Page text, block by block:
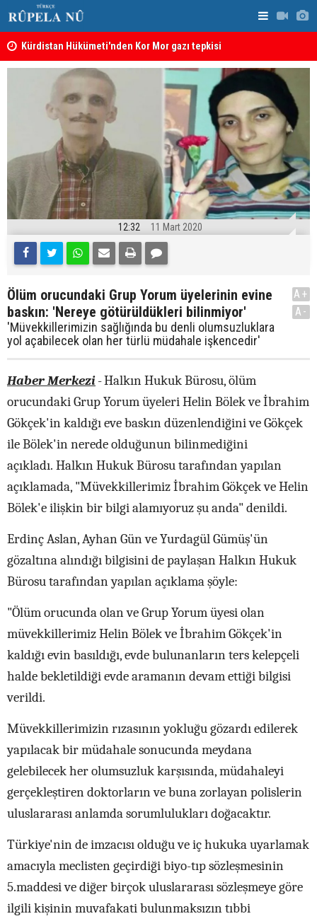
Kürdistan Hükümeti'nden Kor Mor gazı tepkisi
12:32 11 Mart 2020
Ölüm orucundaki Grup Yorum üyelerinin evine
baskın: 'Nereye götürüldükleri bilinmiyor'
'Müvekkillerimizin sağlığında bu denli olumsuzluklara
yol açabilecek olan her türlü müdahale işkencedir'
A+
A-
Haber Merkezi-Halkın Hukuk Bürosu, ölüm
orucundaki Grup Yorum üyeleri Helin Bölek ve İbrahim
Gökçek'in kaldığı eve baskın düzenlendiğini ve Gökçek
ile Bölek'in nerede olduğunun bilinmediğini
açıkladı. Halkın Hukuk Bürosu tarafından yapılan
açıklamada, "Müvekkillerimiz İbrahim Gökçek ve Helin
Bölek'e ilişkin bir bilgi alamıyoruz şu anda" denildi.
Erdinç Aslan, Ayhan Gün ve Yurdagül Gümüş'ün
gözaltına alındığı bilgisini de paylaşan Halkın Hukuk
Bürosu tarafından yapılan açıklama şöyle:
"Ölüm orucunda olan ve Grup Yorum üyesi olan
müvekkillerimiz Helin Bölek ve İbrahim Gökçek'in
kaldığı evin basıldığı, evde bulunanların ters kelepçeli
halde bekletildiği evde aramanın devam ettiği bilgisi
verildi.
Müvekkillerimizin rızasının yokluğu gözardı edilerek
yapılacak bir müdahale sonucunda meydana
gelebilecek her olumsuzluk karşısında, müdahaleyi
gerçekleştiren doktorların ve buna zorlayan polislerin
uluslararası anlamda sorumlulukları doğacaktır.
Türkiye'nin de imzacısı olduğu ve iç hukuka uyarlamak
amacıyla meclisten geçirdiği biyo-tıp sözleşmesinin
5.maddesi ve diğer birçok uluslararası sözleşmeye göre
ilgili kişinin muvafakati bulunmaksızın tıbbi